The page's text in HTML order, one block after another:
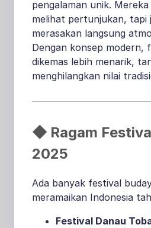
pengalaman unik.
melihat pertunjukan, tapi
merasakan langsung
Dengan konsep modern,
dikemas lebih menarik,
menghilangkan nilai
◆ Ragam
2025
Ada banyak festival
meramaikan Indonesia
Festival Danau